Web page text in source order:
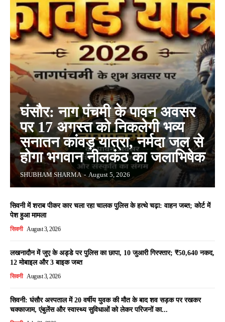
घंसौर: नाग पंचमी के पावन अवसर
पर 17 अगस्त को निकलेगी भव्य
सनातन कांवड़ यात्रा, नर्मदा जल से
होगा भगवान नीलकंठ का जलाभिषेक
SHUBHAM SHARMA - August 5, 2026
सिवनी में शराब पीकर कार चला रहा चालक पुलिस के हत्थे चढ़ा: वाहन जब्त; कोर्ट में
पेश हुआ मामला
सिवनी August 3, 2026
लखनादौन में जुए के अड्डे पर पुलिस का छापा, 10 जुआरी गिरफ्तार; ₹50,640 नकद,
12 मोबाइल और 3 बाइक जब्त
सिवनी August 3, 2026
सिवनी: घंसौर अस्पताल में 20 वर्षीय युवक की मौत के बाद शव सड़क पर रखकर
चक्काजाम, एंबुलेंस और स्वास्थ्य सुविधाओं को लेकर परिजनों का...